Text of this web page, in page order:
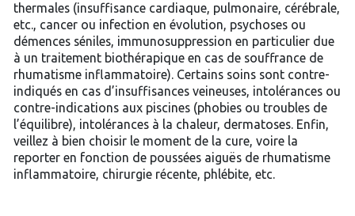
thermales (insuffisance cardiaque, pulmonaire, cérébrale,
etc., cancer ou infection en évolution, psychoses ou
démences séniles, immunosuppression en particulier due
à un traitement biothérapique en cas de souffrance de
rhumatisme inflammatoire). Certains soins sont contre-
indiqués en cas d’insuffisances veineuses, intolérances ou
contre-indications aux piscines (phobies ou troubles de
l’équilibre), intolérances à la chaleur, dermatoses. Enfin,
veillez à bien choisir le moment de la cure, voire la
reporter en fonction de poussées aiguës de rhumatisme
inflammatoire, chirurgie récente, phlébite, etc.